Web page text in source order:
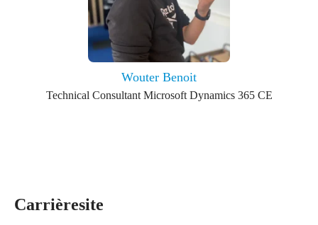
Wouter Benoit
Technical Consultant Microsoft Dynamics 365 CE
Carrièresite